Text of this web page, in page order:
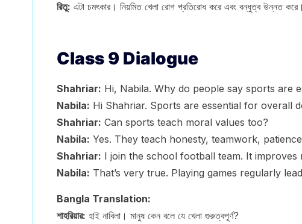
রিতু: এটা চমৎকার। নিয়মিত খেলা রোগ প্রতিরোধ করে এবং বন্ধুত্ব উন্নত করে।
Class 9 Dialogue
Shahriar: Hi, Nabila. Why do people say sports are
Nabila: Hi Shahriar. Sports are essential for overall
Shahriar: Can sports teach moral values too?
Nabila: Yes. They teach honesty, teamwork,
Shahriar: I join the school football team. It improves
Nabila: That’s very true. Playing games regularly
Bangla Translation:
শাহরিয়ার: হাই নাবিলা। মানুষ কেন বলে যে খেলা গুরুত্বপূর্ণ?